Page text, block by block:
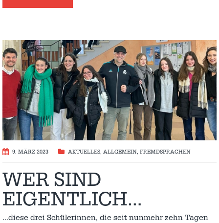
9. MÄRZ 2023 AKTUELLES, ALLGEMEIN, FREMDSPRACHEN
WER SIND
EIGENTLICH…
…diese drei Schülerinnen, die seit nunmehr zehn Tagen